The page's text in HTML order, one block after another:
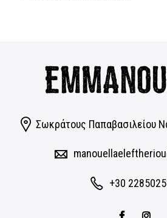
Σωκράτους Παπαβασιλείου
+30